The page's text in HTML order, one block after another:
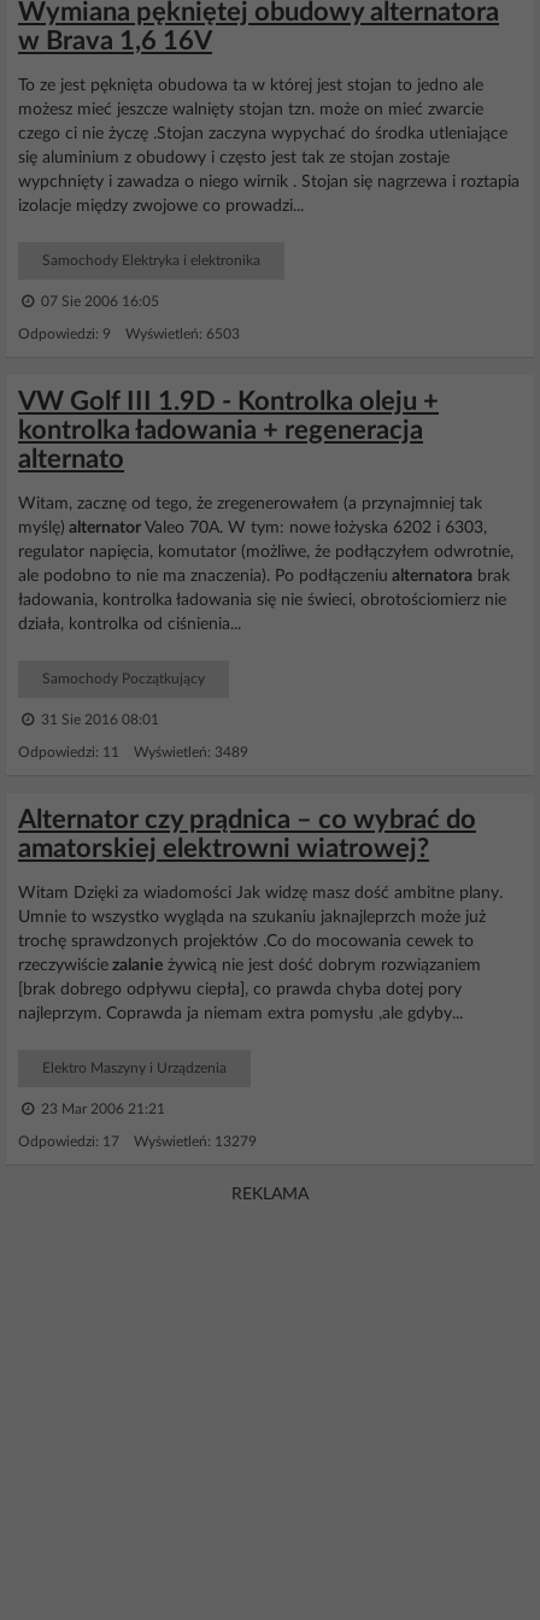
Wymiana pękniętej obudowy alternatora
w Brava 1,6 16V
To ze jest pęknięta obudowa ta w której jest stojan to jedno ale
możesz mieć jeszcze walnięty stojan tzn. może on mieć zwarcie
czego ci nie życzę .Stojan zaczyna wypychać do środka utleniające
się aluminium z obudowy i często jest tak ze stojan zostaje
wypchnięty i zawadza o niego wirnik . Stojan się nagrzewa i roztapia
izolacje między zwojowe co prowadzi...
Samochody Elektryka i elektronika
07 Sie 2006 16:05
Odpowiedzi: 9 Wyświetleń: 6503
VW Golf III 1.9D - Kontrolka oleju +
kontrolka ładowania + regeneracja
alternato
Witam, zacznę od tego, że zregenerowałem (a przynajmniej tak
myślę) alternator Valeo 70A. W tym: nowe łożyska 6202 i 6303,
regulator napięcia, komutator (możliwe, że podłączyłem odwrotnie,
ale podobno to nie ma znaczenia). Po podłączeniu alternatora brak
ładowania, kontrolka ładowania się nie świeci, obrotościomierz nie
działa, kontrolka od ciśnienia...
Samochody Początkujący
31 Sie 2016 08:01
Odpowiedzi: 11 Wyświetleń: 3489
Alternator czy prądnica – co wybrać do
amatorskiej elektrowni wiatrowej?
Witam Dzięki za wiadomości Jak widzę masz dość ambitne plany.
Umnie to wszystko wygląda na szukaniu jaknajleprzch może już
trochę sprawdzonych projektów .Co do mocowania cewek to
rzeczywiście zalanie żywicą nie jest dość dobrym rozwiązaniem
[brak dobrego odpływu ciepła], co prawda chyba dotej pory
najleprzym. Coprawda ja niemam extra pomysłu ,ale gdyby...
Elektro Maszyny i Urządzenia
23 Mar 2006 21:21
Odpowiedzi: 17 Wyświetleń: 13279
REKLAMA